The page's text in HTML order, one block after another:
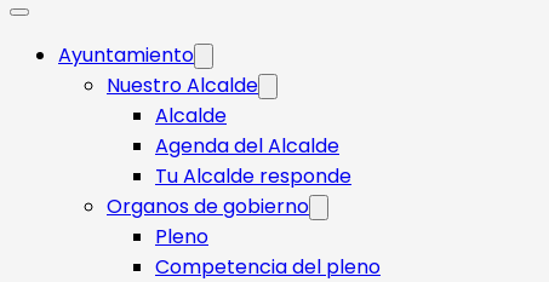
Ayuntamiento
Nuestro Alcalde
Alcalde
Agenda del Alcalde
Tu Alcalde responde​
Organos de gobierno
Pleno
Competencia del pleno